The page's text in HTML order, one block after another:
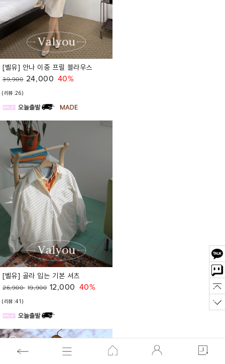
[벨유] 안나 이중 프릴 블라우스
39,900 24,000 40%
(리뷰:26)
[벨유] 골라 입는 기본 셔츠
26,900 19,900 12,000 40%
(리뷰:41)